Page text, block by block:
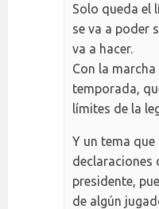
Solo queda el
se va a poder
va a hacer.
Con la
temporada,
límites de la
Y un tema que
declaraciones
presidente,
de algún